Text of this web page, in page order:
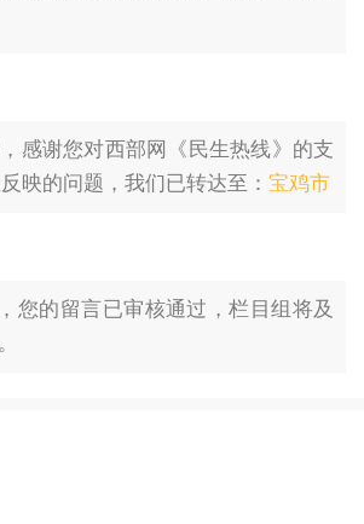
感谢您对西部网《民生热线》的支
映的问题，我们已转达至： 宝鸡市
您的留言已审核通过，栏目组将及